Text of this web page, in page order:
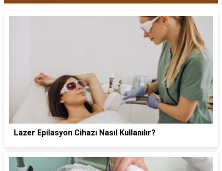
Lazer Epilasyon Cihazı Nasıl Kullanılır?